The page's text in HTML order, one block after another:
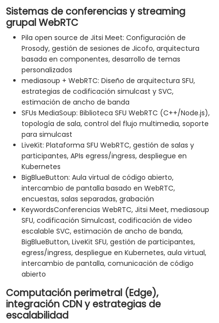
Sistemas de conferencias y streaming
grupal WebRTC
Pila open source de Jitsi Meet: Configuración de
Prosody, gestión de sesiones de Jicofo, arquitectura
basada en componentes, desarrollo de temas
personalizados
mediasoup + WebRTC: Diseño de arquitectura SFU,
estrategias de codificación simulcast y SVC,
estimación de ancho de banda
SFUs MediaSoup: Biblioteca SFU WebRTC (C++/Node.js),
topología de sala, control del flujo multimedia, soporte
para simulcast
LiveKit: Plataforma SFU WebRTC, gestión de salas y
participantes, APIs egress/ingress, despliegue en
Kubernetes
BigBlueButton: Aula virtual de código abierto,
intercambio de pantalla basado en WebRTC,
encuestas, salas separadas, grabación
KeywordsConferencias WebRTC, Jitsi Meet, mediasoup
SFU, codificación Simulcast, codificación de video
escalable SVC, estimación de ancho de banda,
BigBlueButton, LiveKit SFU, gestión de participantes,
egress/ingress, despliegue en Kubernetes, aula virtual,
intercambio de pantalla, comunicación de código
abierto
Computación perimetral (Edge),
integración CDN y estrategias de
escalabilidad